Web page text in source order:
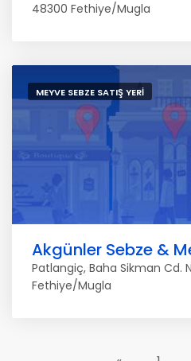
48300 Fethiye/Mugla
MEYVE SEBZE SATIŞ YERI
Akgünler Sebze &
Patlangiç, Baha Sikman Cd.
Fethiye/Mugla